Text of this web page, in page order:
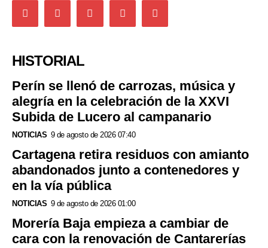
HISTORIAL
Perín se llenó de carrozas, música y
alegría en la celebración de la XXVI
Subida de Lucero al campanario
NOTICIAS 9 de agosto de 2026 07:40
Cartagena retira residuos con amianto
abandonados junto a contenedores y
en la vía pública
NOTICIAS 9 de agosto de 2026 01:00
Morería Baja empieza a cambiar de
cara con la renovación de Cantarerías